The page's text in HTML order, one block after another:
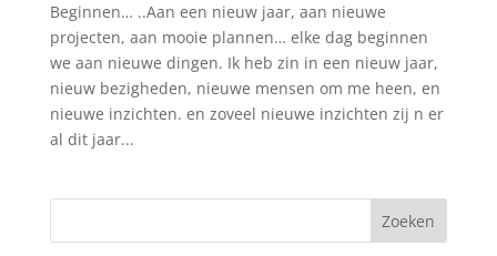
Beginnen… ..Aan een nieuw jaar, aan nieuwe
projecten, aan mooie plannen… elke dag beginnen
we aan nieuwe dingen. Ik heb zin in een nieuw jaar,
nieuw bezigheden, nieuwe mensen om me heen, en
nieuwe inzichten. en zoveel nieuwe inzichten zij n er
al dit jaar...